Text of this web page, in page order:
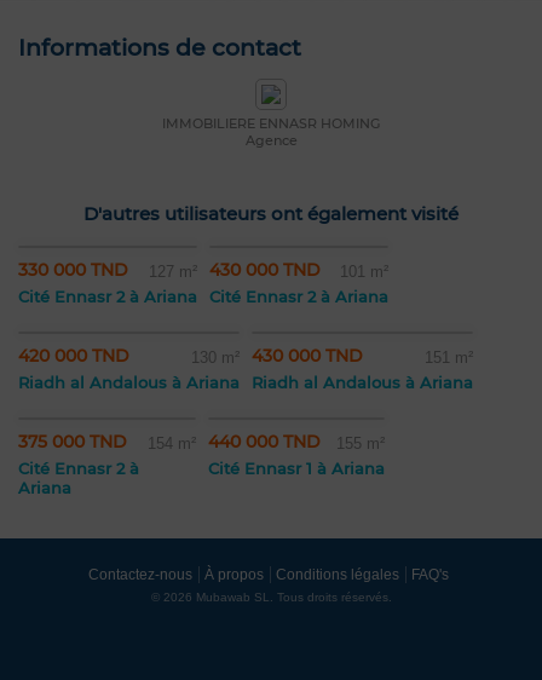
Informations de contact
IMMOBILIERE ENNASR HOMING
Agence
D'autres utilisateurs ont également visité
330 000 TND 127 m²
Cité Ennasr 2 à Ariana
430 000 TND 101 m²
Cité Ennasr 2 à Ariana
420 000 TND 130 m²
Riadh al Andalous à Ariana
430 000 TND 151 m²
Riadh al Andalous à Ariana
375 000 TND 154 m²
Cité Ennasr 2 à
Ariana
440 000 TND 155 m²
Cité Ennasr 1 à Ariana
Contactez-nous À propos Conditions légales FAQ's
© 2026 Mubawab SL. Tous droits réservés.